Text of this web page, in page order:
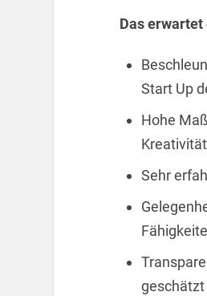
Das erwartet
Start Up
Hohe
Kreativität
Sehr
geschätzt